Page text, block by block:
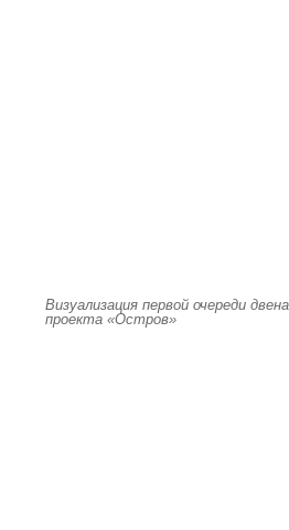
Визуализация первой очереди
проекта «Остров»